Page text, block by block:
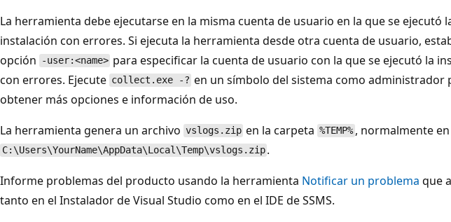
La herramienta debe ejecutarse en la misma cuenta de usuario en la que se ejecutó
instalación con errores. Si ejecuta la herramienta desde otra cuenta de usuario,
opción
-user:<name> para especificar la cuenta de usuario con la que se ejecutó la
con errores. Ejecute collect.exe -? en un símbolo del sistema como administrador
obtener más opciones e información de uso.
La herramienta genera un archivo vslogs.zip en la carpeta %TEMP% , normalmente en
C:\Users\YourName\AppData\Local\Temp\vslogs.zip .
Informe problemas del producto usando la herramienta Notificar un problema que
tanto en el Instalador de Visual Studio como en el IDE de SSMS.